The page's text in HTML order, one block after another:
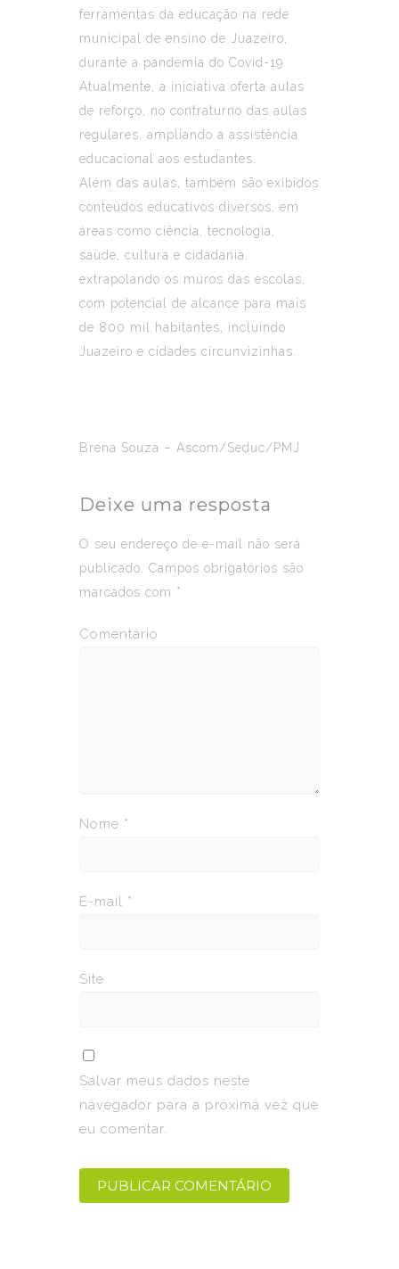
ferramentas da educação na rede
municipal de ensino de Juazeiro,
durante a pandemia do Covid-19.
Atualmente, a iniciativa oferta aulas
de reforço, no contraturno das aulas
regulares, ampliando a assistência
educacional aos estudantes.
Além das aulas, também são exibidos
conteúdos educativos diversos, em
áreas como ciência, tecnologia,
saúde, cultura e cidadania,
extrapolando os muros das escolas,
com potencial de alcance para mais
de 800 mil habitantes, incluindo
Juazeiro e cidades circunvizinhas.
Brena Souza – Ascom/Seduc/PMJ
Deixe uma resposta
O seu endereço de e-mail não será
publicado.
Campos obrigatórios são
marcados com *
Comentário
Nome *
E-mail *
Site
Salvar meus dados neste
navegador para a próxima vez que
eu comentar.